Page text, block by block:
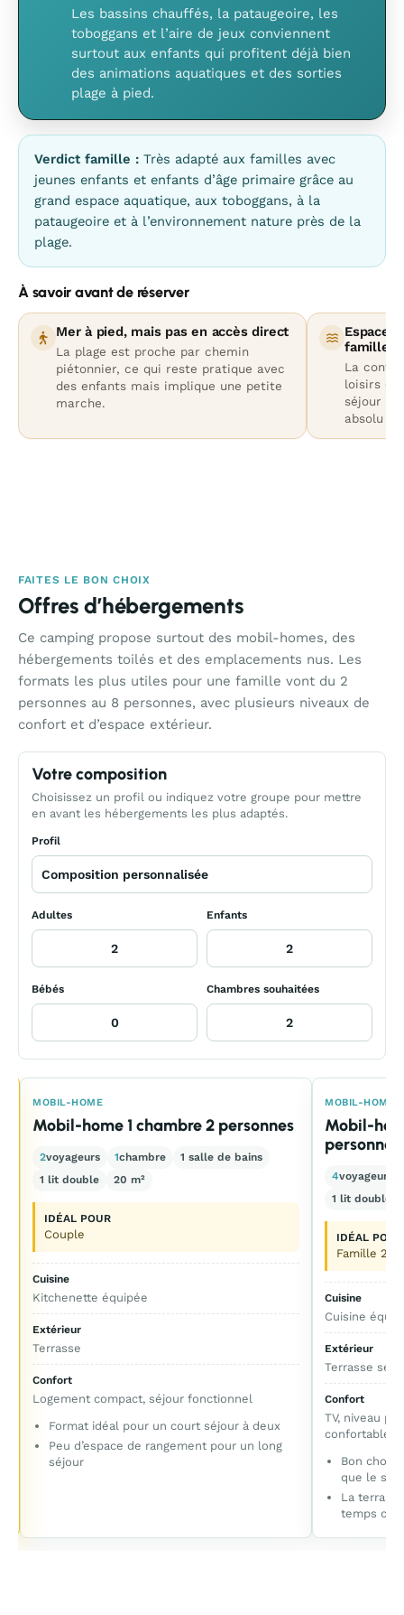
Les bassins chauffés, la pataugeoire, les
toboggans et l’aire de jeux conviennent
surtout aux enfants qui profitent déjà bien
des animations aquatiques et des sorties
plage à pied.
Verdict famille : Très adapté aux familles avec
jeunes enfants et enfants d’âge primaire grâce au
grand espace aquatique, aux toboggans, à la
pataugeoire et à l’environnement nature près de la
plage.
À savoir avant de réserver
Mer à pied, mais pas en accès direct
La plage est proche par chemin
piétonnier, ce qui reste pratique avec
des enfants mais implique une petite
marche.
Espace
familles
La
loisirs et
séjour
absolu
FAITES LE BON CHOIX
Offres d’hébergements
Ce camping propose surtout des mobil-homes, des
hébergements toilés et des emplacements nus. Les
formats les plus utiles pour une famille vont du 2
personnes au 8 personnes, avec plusieurs niveaux de
confort et d’espace extérieur.
Votre composition
Choisissez un profil ou indiquez votre groupe pour mettre
en avant les hébergements les plus adaptés.
Profil
Adultes Enfants
Bébés Chambres souhaitées
MOBIL-HOME
Mobil-home 1 chambre 2 personnes
2voyageurs 1chambre
1 salle de bains
1 lit double
20 m²
IDÉAL POUR
Couple
Cuisine
Kitchenette équipée
Extérieur
Terrasse
Confort
Logement compact, séjour fonctionnel
Format idéal pour un court séjour à deux
Peu d’espace de rangement pour un long
séjour
MOBIL-HOME
Mobil-
personnes
4voyageurs
1 lit double
IDÉAL POUR
Famille 2
Cuisine
Cuisine
Extérieur
Terrasse
Confort
TV, niveau
confortables
Bon choix
que le
La
temps